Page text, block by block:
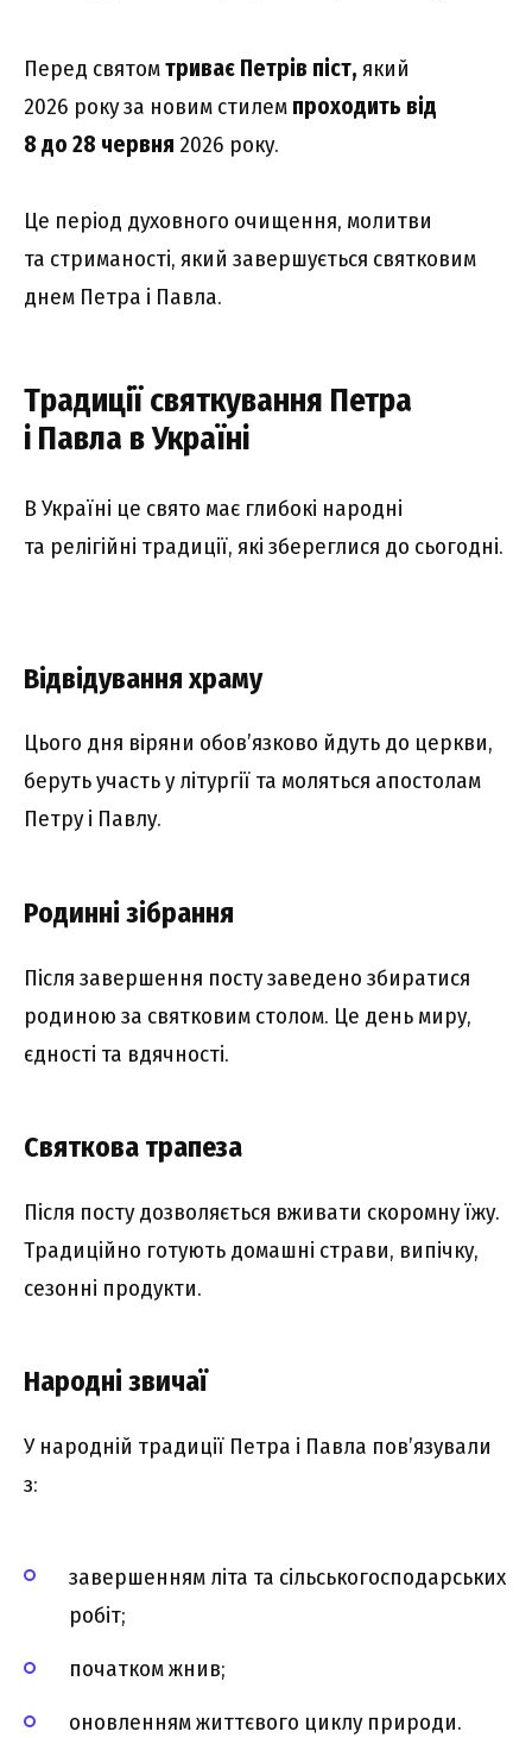
Перед святомтриває Петрів піст, який
2026 року за новим стилем проходить від
8 до 28 червня 2026 року.
Це період духовного очищення, молитви
та стриманості, який завершується святковим
днем Петра і Павла.
Традиції святкування Петра
і Павла в Україні
В Україні це свято має глибокі народні
та релігійні традиції, які збереглися до сьогодні.
Відвідування храму
Цього дня віряни обов’язково йдуть до церкви,
беруть участь у літургії та моляться апостолам
Петру і Павлу.
Родинні зібрання
Після завершення посту заведено збиратися
родиною за святковим столом. Це день миру,
єдності та вдячності.
Святкова трапеза
Після посту дозволяється вживати скоромну їжу.
Традиційно готують домашні страви, випічку,
сезонні продукти.
Народні звичаї
У народній традиції Петра і Павла пов’язували
з:
завершенням літа та сільськогосподарських
робіт;
початком жнив;
оновленням життєвого циклу природи.